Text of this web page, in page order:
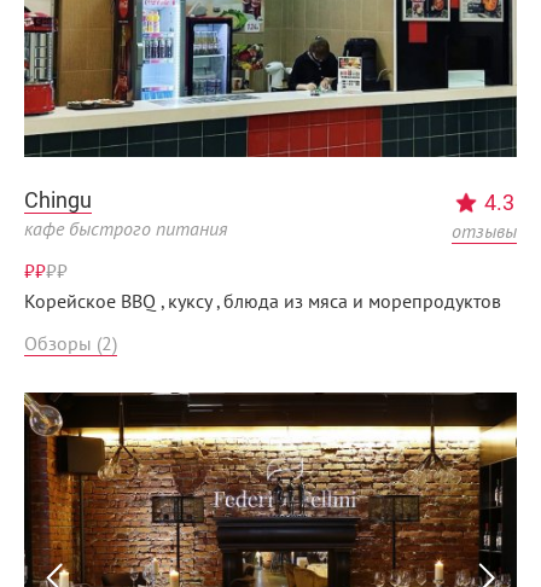
Chingu
кафе быстрого питания
4.3
отзывы
₽₽₽₽
Корейское BBQ , куксу , блюда из мяса и морепродуктов
Обзоры (2)